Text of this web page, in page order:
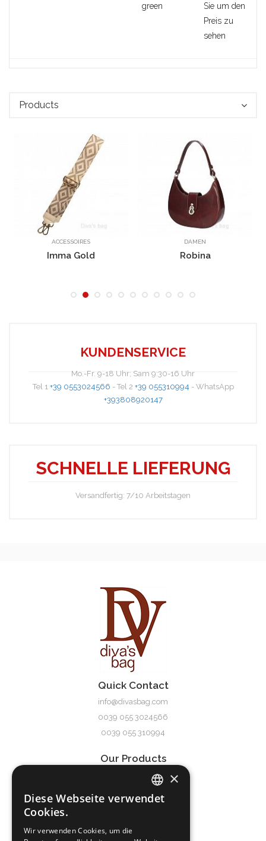
A1557B
A78881
green
Sie um den
Preis zu
sehen
Products
ACCESSOIRES
Imma Gold
DAMEN
Robina
KUNDENSERVICE
Mo.-Fr. 9-18 Uhr; Sam 9:30-16 Uhr
Tel 1 +39 0553024566 - Tel 2 +39 055310994 - WhatsApp
+393808920147
SCHNELLE LIEFERUNG
Versandfertig: 7/10 Arbeitstagen
Quick Contact
info@divasbag.com
0039 055 3024566
0039 055 310994
Our Products
Service & Support
ITALIAN
×
Diese Webseite verwendet
Cookies.
Wir verwenden Cookies, um die